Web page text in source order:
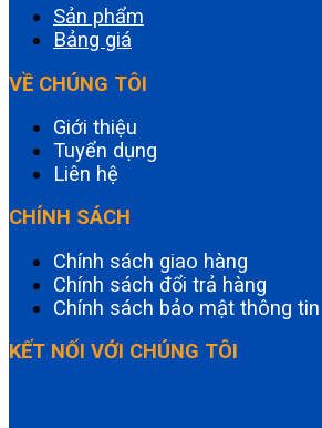
Sản phẩm
Bảng giá
VỀ CHÚNG TÔI
Giới thiệu
Tuyển dụng
Liên hệ
CHÍNH SÁCH
Chính sách giao hàng
Chính sách đổi trả hàng
Chính sách bảo mật thông tin
KẾT NỐI VỚI CHÚNG TÔI